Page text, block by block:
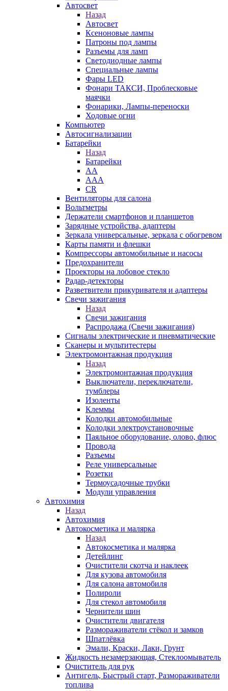
Автосвет
Назад
Автосвет
Ксеноновые лампы
Патроны под лампы
Разъемы для ламп
Светодиодные лампы
Специальные лампы
Фары LED
Фонари ТАКСИ, Проблесковые
маячки
Фонарики, Лампы-переноски
Ходовые огни
Компьютер
Автосигнализации
Батарейки
Назад
Батарейки
AA
AAA
CR
Вентиляторы для салона
Вольтметры
Держатели смартфонов и планшетов
Зарядные устройства, адаптеры
Зеркала универсальные, зеркала с обогревом
Карты памяти и флешки
Компрессоры автомобильные и насосы
Предохранители
Проекторы на лобовое стекло
Радар-детекторы
Разветвители прикуривателя и адаптеры
Свечи зажигания
Назад
Свечи зажигания
Распродажа (Свечи зажигания)
Сигналы электрические и пневматические
Сканеры и мультитестеры
Электромонтажная продукция
Назад
Электромонтажная продукция
Выключатели, переключатели,
тумблеры
Изоленты
Клеммы
Колодки автомобильные
Колодки электроустановочные
Паяльное оборудование, олово, флюс
Провода
Разъемы
Реле универсальные
Розетки
Термоусадочные трубки
Модули управления
Автохимия
Назад
Автохимия
Автокосметика и малярка
Назад
Автокосметика и малярка
Детейлинг
Очистители скотча и наклеек
Для кузова автомобиля
Для салона автомобиля
Полироли
Для стекол автомобиля
Чернители шин
Очистители двигателя
Размораживатели стёкол и замков
Шпатлёвка
Эмали, Краски, Лаки, Грунт
Жидкость незамерзающая, Стеклоомыватель
Очиститель для рук
Антигель, Быстрый старт, Размораживатели
топлива